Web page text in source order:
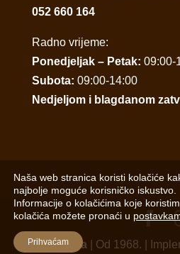
052 660 164
Radno vrijeme:
Ponedjeljak – Petak: 09:00-
Subota: 09:00-14:00
Nedjeljom i blagdanom
Porta | Od 1968. |
Naša web stranica koristi kolačiće
najbolje moguće korisničko iskustvo.
Informacije o kolačićima koje
kolačića možete pronaći u
Prihvaćam